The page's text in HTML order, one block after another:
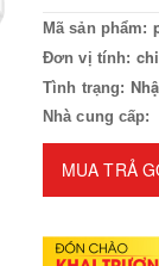
Mã sản phẩm:
Đơn vị tính:
Tình trạng:
Nhà cung cấp:
MUA TRẢ